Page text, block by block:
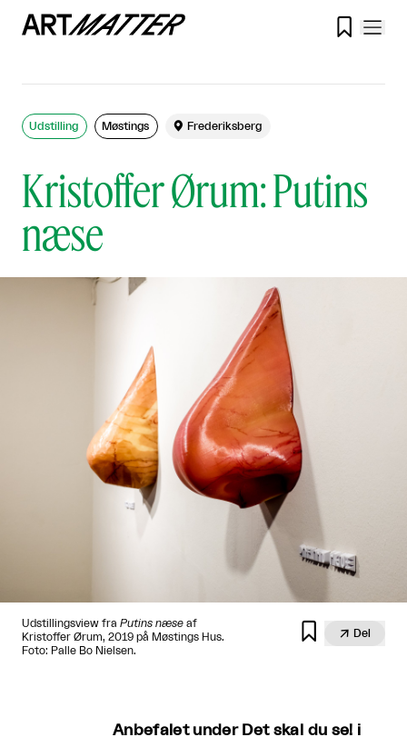

Kristoffer Ørum: Putins
næse
Udstilling Møstings  Frederiksberg
Udstillingsview fra Putins næse af
Kristoffer Ørum, 2019 på Møstings Hus.
Foto: Palle Bo Nielsen.
  Del
Anbefalet under Det skal du se! i